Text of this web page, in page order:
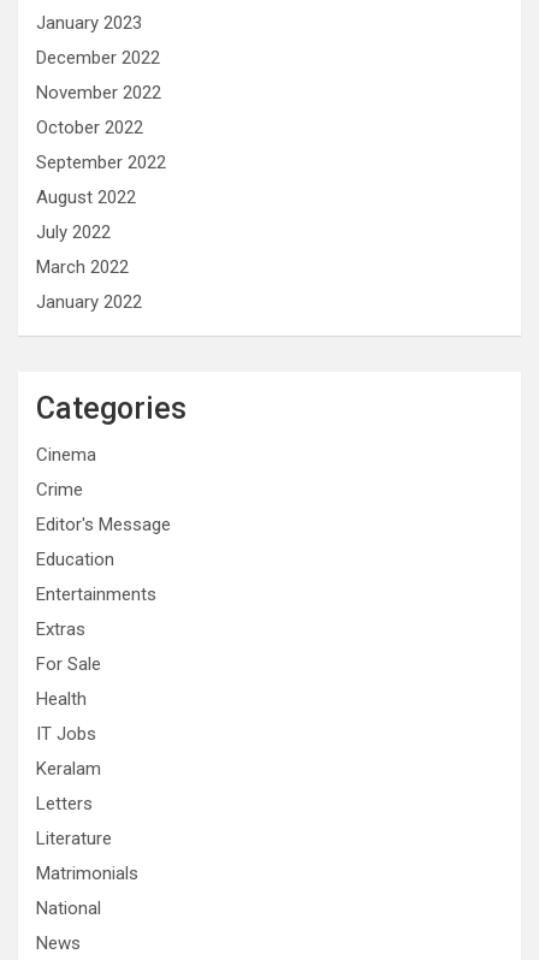
January 2023
December 2022
November 2022
October 2022
September 2022
August 2022
July 2022
March 2022
January 2022
Categories
Cinema
Crime
Editor's Message
Education
Entertainments
Extras
For Sale
Health
IT Jobs
Keralam
Letters
Literature
Matrimonials
National
News